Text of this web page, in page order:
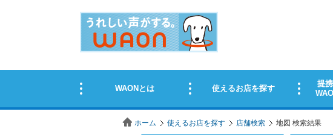
ホーム 使えるお店を探す 店舗検索 地図 検索結果